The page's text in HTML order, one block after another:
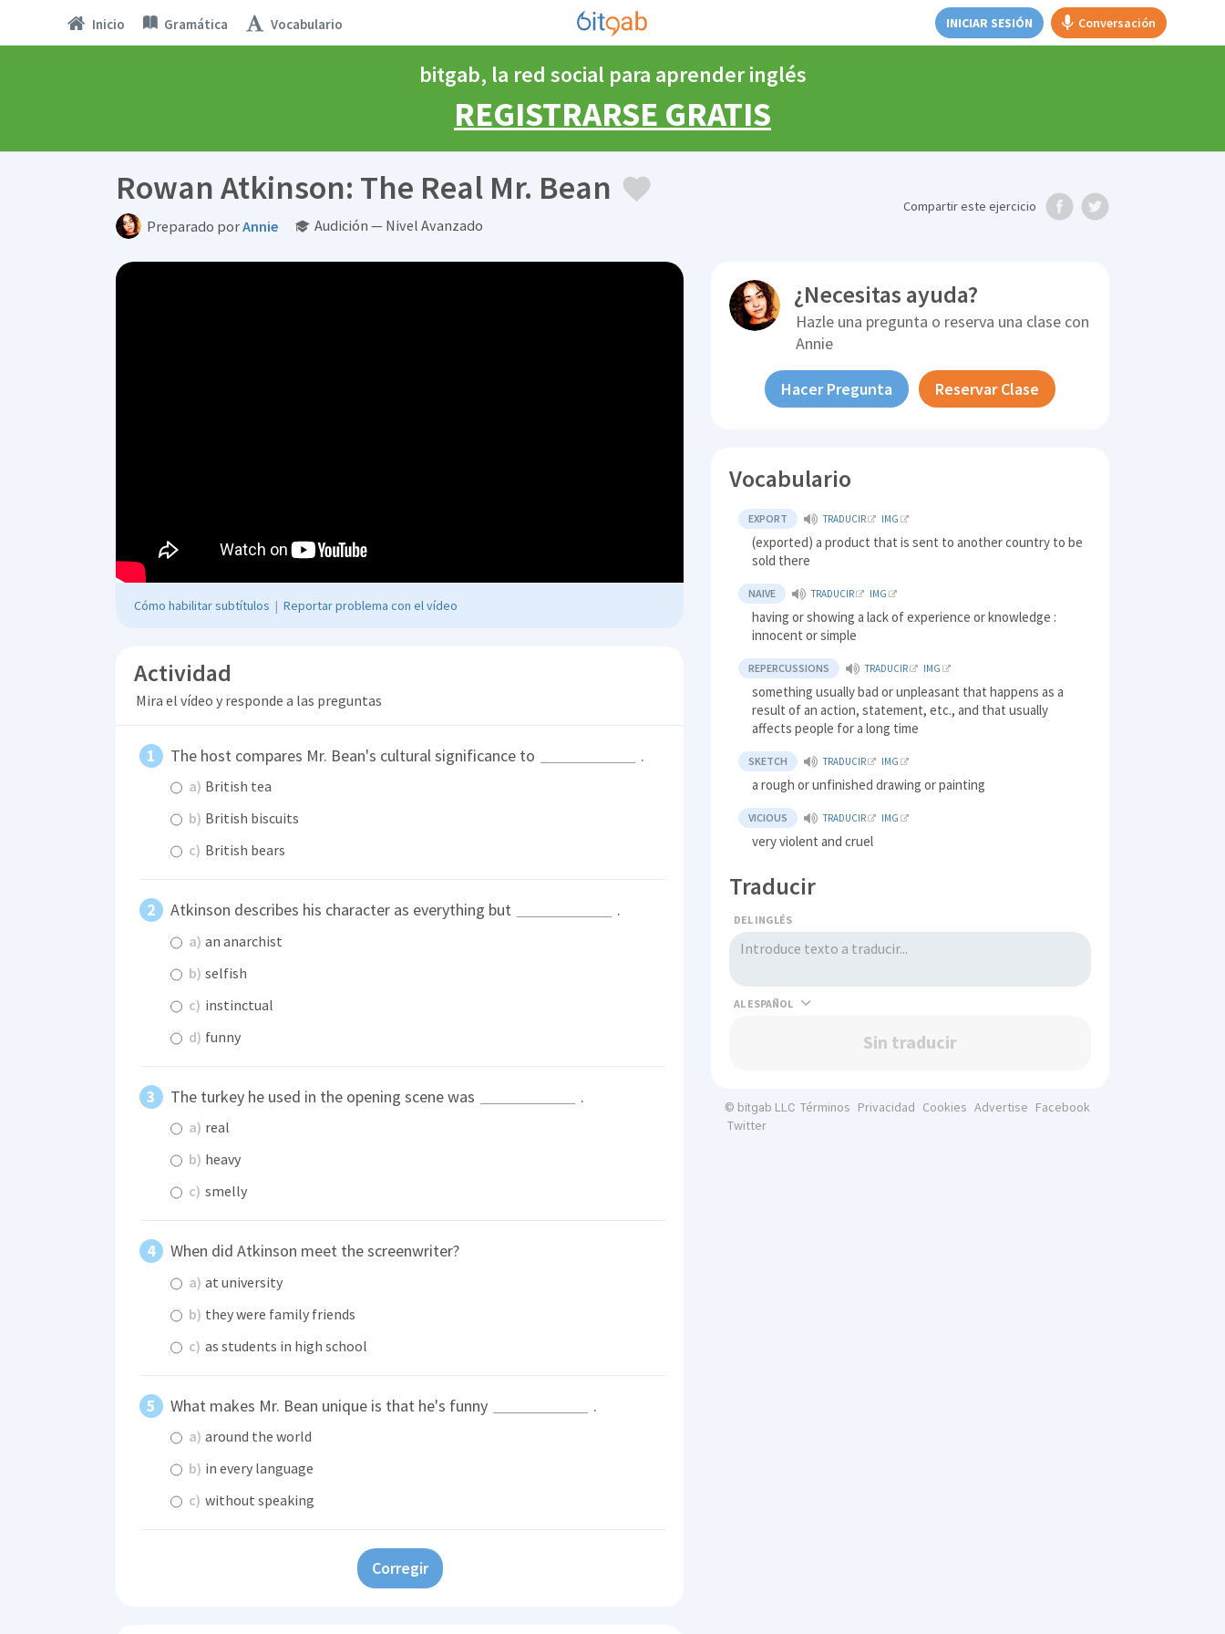
Inicio Gramática Vocabulario INICIAR SESIÓN Conversación
bitgab, la red social para aprender inglés
REGISTRARSE GRATIS
Rowan Atkinson: The Real Mr. Bean
Preparado porAnnie Audición — Nivel Avanzado
Compartireste ejercicio
Cómo habilitar subtítulos | Reportar problema con el vídeo
Actividad
Mira el vídeo y responde a las preguntas
The host compares Mr. Bean's cultural significance to .
a) British tea
b) British biscuits
c) British bears
Atkinson describes his character as everything but .
a) an anarchist
b) selfish
c) instinctual
d) funny
The turkey he used in the opening scene was .
a) real
b) heavy
c) smelly
When did Atkinson meet the screenwriter?
a) at university
b) they were family friends
c) as students in high school
What makes Mr. Bean unique is that he's funny .
a) around the world
b) in every language
c) without speaking
Corregir
¿Necesitas ayuda?
Hazle una pregunta o reserva una clase con
Annie
Hacer Pregunta Reservar Clase
Vocabulario
EXPORT TRADUCIR IMG
(exported) a product that is sent to another country to be
sold there
NAIVE TRADUCIR IMG
having or showing a lack of experience or knowledge :
innocent or simple
REPERCUSSIONS TRADUCIR IMG
something usually bad or unpleasant that happens as a
result of an action, statement, etc., and that usually
affects people for a long time
SKETCH TRADUCIR IMG
a rough or unfinished drawing or painting
VICIOUS TRADUCIR IMG
very violent and cruel
Traducir
DEL INGLÉS
AL
Sin traducir
© bitgab LLC Términos Privacidad Cookies Advertise Facebook
Twitter